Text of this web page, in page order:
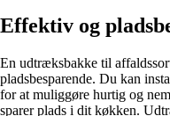
Effektiv og
En udtræksbakke til
pladsbesparende. Du kan
for at muliggøre hurtig og
sparer plads i dit køkken.